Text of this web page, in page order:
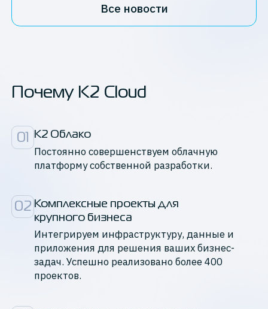
Все новости
Почему K2 Cloud
01 К2 Облако
Постоянно совершенствуем облачную
платформу собственной разработки.
02 Комплексные проекты для
крупного бизнеса
Интегрируем инфраструктуру, данные и
приложения для решения ваших бизнес-
задач. Успешно реализовано более 400
проектов.